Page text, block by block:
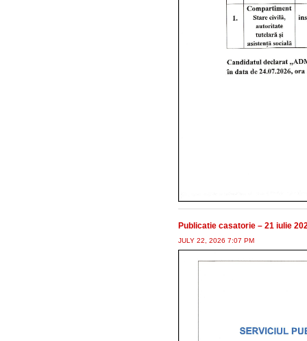
Publicatie casatorie – 21 iulie
JULY 22, 2026 7:07 PM